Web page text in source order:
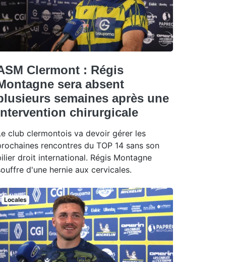
Clermont : Régis
sera absent
semaines après une
chirurgicale
club clermontois va devoir gérer les
rencontres du TOP 14 sans son
droit international. Régis Montagne
d'une hernie aux cervicales.
Locales